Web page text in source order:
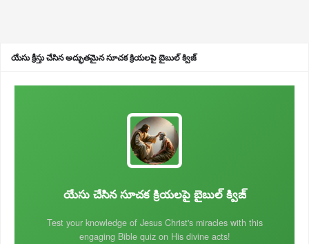
యేసు క్రీస్తు చేసిన అద్భుతమైన సూచక క్రియలపై బైబుల్ క్విజ్
యేసు చేసిన సూచక క్రియలపై బైబుల్ క్విజ్
Test your knowledge of Jesus Christ's miracles with this
engaging Bible quiz on His divine acts!